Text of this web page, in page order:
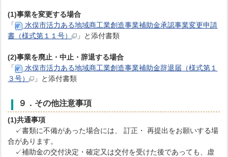
(1)事業を変更する場合
「
水俣市活力ある地域商工業創造事業補助金承認事業変更申請
書（様式第１１号）
」と添付書類
(2)事業を廃止・中止・辞退する場合
「
水俣市活力ある地域商工業創造事業補助金辞退届（様式第１
３号）
」と添付書類
９．その他注意事項
(1)共通事項
✓書類に不備があった場合には、 訂正・ 再提出をお願いする場
合があります。
✓補助金の交付決定・確定又は交付を受けた後であっても、虚